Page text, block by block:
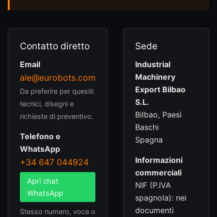
Contatto diretto
Email
ale@eurobots.com
Da preferire per quesiti
tecnici, disegni e
richieste di preventivo.
Telefono e
WhatsApp
+34 647 044924
Apri chat
WhatsApp
Stesso numero, voce o
Sede
Industrial
Machinery
Export Bilbao
S.L.
Bilbao, Paesi
Baschi
Spagna
Informazioni
commerciali
NIF (P.IVA
spagnola): nei
documenti